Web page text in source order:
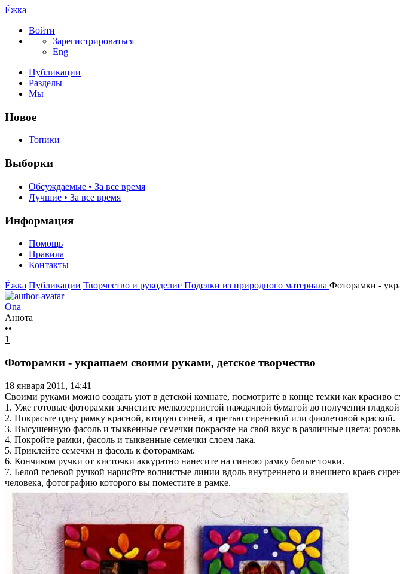
Ёжка
Войти
Зарегистрироваться
Eng
Публикации
Разделы
Мы
Новое
Топики
Выборки
Обсуждаемые • За все время
Лучшие • За все время
Информация
Помощь
Правила
Контакты
Ёжка Публикации Творчество и рукоделие Поделки из природного материала Фоторамки -
Ona
Анюта
••
1
Фоторамки - украшаем своими руками, детское творчество
18 января 2011, 14:41
Своими руками можно создать уют в детской комнате, посмотрите в конце темки как
1. Уже готовые фоторамки зачистите мелкозернистой наждачной бумагой до получения
2. Покрасьте одну рамку красной, вторую синей, а третью сиреневой или фиолетовой краской.
3. Высушенную фасоль и тыквенные семечки покрасьте на свой вкус в различные цвета:
4. Покройте рамки, фасоль и тыквенные семечки слоем лака.
5. Приклейте семечки и фасоль к фоторамкам.
6. Кончиком ручки от кисточки аккуратно нанесите на синюю рамку белые точки.
7. Белой гелевой ручкой нарисйте волнистые линии вдоль внутреннего и внешнего краев
человека, фотографию которого вы поместите в рамке.